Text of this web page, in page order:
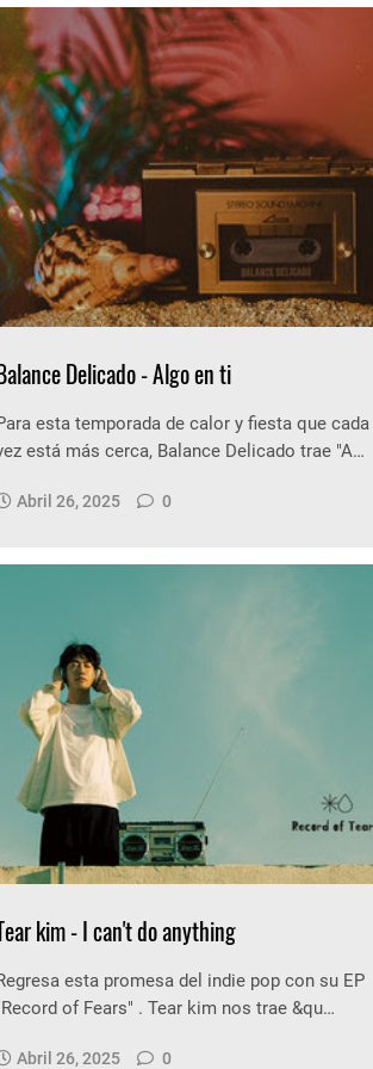
Delicado - Algo en ti
esta temporada de calor y fiesta que cada
está más cerca, Balance Delicado trae "A…
Abril 26, 2025 0
kim - I can't do anything
esta promesa del indie pop con su EP
of Fears" . Tear kim nos trae &qu…
Abril 26, 2025 0